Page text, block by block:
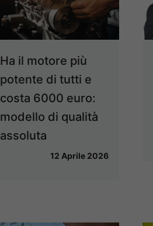
Ha il motore più
potente di tutti e
costa 6000 euro:
modello di qualità
assoluta
12 Aprile 2026